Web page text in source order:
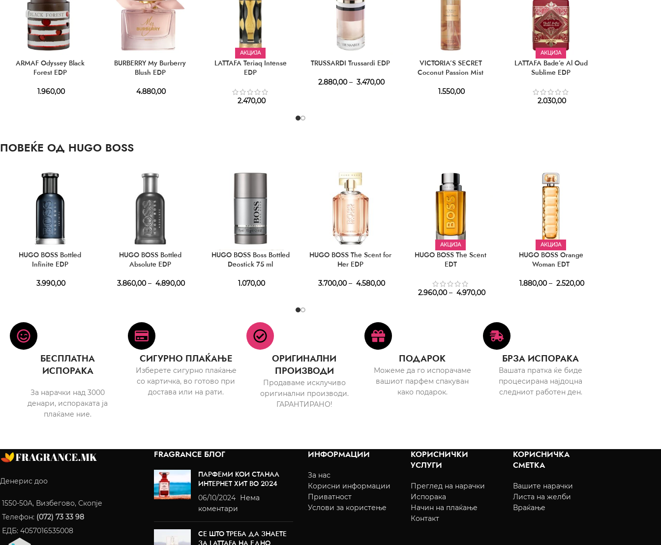
ARMAF Odyssey Black
Forest EDP
1.960,00
BURBERRY My Burberry
Blush EDP
4.880,00
АКЦИЈА
LATTAFA Teriaq Intense
EDP
2.470,00
TRUSSARDI Trussardi EDP
2.880,00 – 3.470,00
VICTORIA’S SECRET
Coconut Passion Mist
1.550,00
АКЦИЈА
LATTAFA Bade’e Al Oud
Sublime EDP
2.030,00
ПОВЕЌЕ ОД HUGO BOSS
HUGO BOSS Bottled
Infinite EDP
3.990,00
HUGO BOSS Bottled
Absolute EDP
3.860,00 – 4.890,00
HUGO BOSS Boss Bottled
Deostick 75 ml
1.070,00
HUGO BOSS The Scent for
Her EDP
3.700,00 – 4.580,00
АКЦИЈА
HUGO BOSS The Scent
EDT
2.960,00 – 4.970,00
АКЦИЈА
HUGO BOSS Orange
Woman EDT
1.880,00 – 2.520,00
БЕСПЛАТНА
ИСПОРАКА
За нарачки над 3000
денари, испораката ја
плаќаме ние.
СИГУРНО ПЛАЌАЊЕ
Изберете сигурно плаќање
со картичка, во готово при
достава или на рати.
ОРИГИНАЛНИ
ПРОИЗВОДИ
Продаваме исклучиво
оригинални производи.
ГАРАНТИРАНО!
ПОДАРОК
Можеме да го испорачаме
вашиот парфем спакуван
како подарок.
БРЗА ИСПОРАКА
Вашата пратка ќе биде
процесирана најдоцна
следниот работен ден.
Денерис доо
1550-50A, Визбегово, Скопје
Телефон: (072) 73 33 98
ЕДБ: 4057016535008
FRAGRANCE БЛОГ
ПАРФЕМИ КОИ СТАНАА
ИНТЕРНЕТ ХИТ ВО 2024
06/10/2024 Нема
коментари
СЕ ШТО ТРЕБА ДА ЗНАЕТЕ
ЗА LATTAFA НА ЕДНО
ИНФОРМАЦИИ
За нас
Корисни информации
Приватност
Услови за користење
КОРИСНИЧКИ
УСЛУГИ
Преглед на нарачки
Испорака
Начин на плаќање
Контакт
КОРИСНИЧКА
СМЕТКА
Вашите нарачки
Листа на желби
Враќање